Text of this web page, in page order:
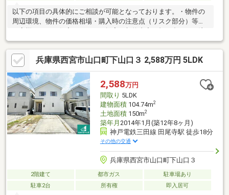
以下の項目の具体的にご相談が可能となっております。・物件の
周辺環境、物件の価格相場・購入時の注意点（リスク部分）等・
意点何度も経験のすることのない自宅の購入だからこそ真剣に最
大限のサポートをご提供いたします。エリアに特化しているから
こそできる表に出ていない物件のイチ早い情報なども共有が可能
ですので条件に合った物件のご提案が可能です♪
兵庫県西宮市山口町下山口３ 2,588万円 5LDK
2,588万円
間取り 5LDK
建物面積104.74m2
土地面積150m2
築年月 2014年1月(築12年8ヶ月)
神戸電鉄三田線 田尾寺駅 徒歩18分
その他の交通
兵庫県西宮市山口町下山口３
2階建て 都市ガス
駐車場あり
駐車2台
所有権 即入居可